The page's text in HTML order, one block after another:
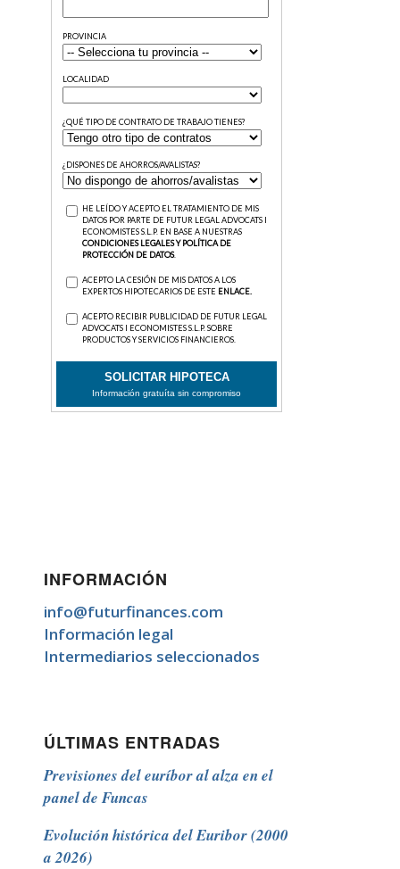
INFORMACIÓN
info@futurfinances.com
Información legal
Intermediarios seleccionados
ÚLTIMAS ENTRADAS
Previsiones del euríbor al alza en el
panel de Funcas
Evolución histórica del Euribor (2000
a 2026)